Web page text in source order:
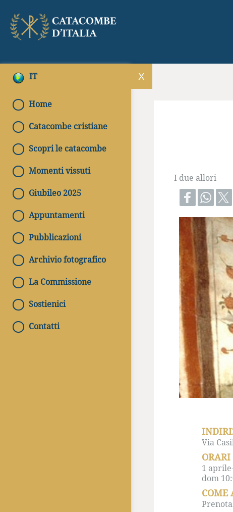
IT
Home
Catacombe cristiane
Scopri le catacombe
Momenti vissuti
Giubileo 2025
Appuntamenti
Pubblicazioni
Archivio fotografico
La Commissione
Sostienici
Contatti
I due allori
Via
1
dom
COME